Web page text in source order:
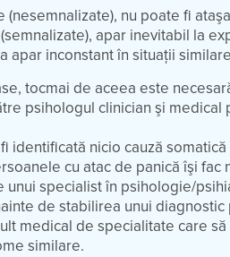
nu poate fi
apar inevitabil la
apar inconstant în situaţii
tocmai de aceea este
psihologul clinician şi medical
identificată nicio cauză
cu atac de panică îşi fac
specialist în psihologie/
de stabilirea unui diagnostic
medical de specialitate care să
similare.